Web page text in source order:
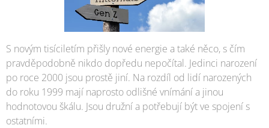
S novým tisíciletím přišly nové energie a také něco, s čím
pravděpodobně nikdo dopředu nepočítal. Jedinci narození
po roce 2000 jsou prostě jiní. Na rozdíl od lidí narozených
do roku 1999 mají naprosto odlišné vnímání a jinou
hodnotovou škálu. Jsou družní a potřebují být ve spojení s
ostatními.